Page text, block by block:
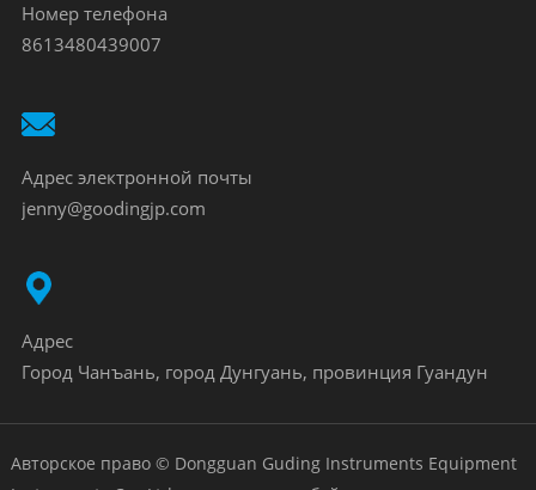
Номер телефона
8613480439007
Адрес электронной почты
jenny@goodingjp.com
Адрес
Город Чанъань, город Дунгуань, провинция Гуандун
Авторское право © Dongguan Guding Instruments Equipment